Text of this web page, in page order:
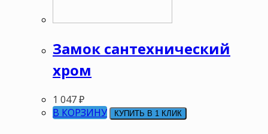
Замок сантехнический
хром
1 047₽
В КОРЗИНУ
КУПИТЬ В 1 КЛИК